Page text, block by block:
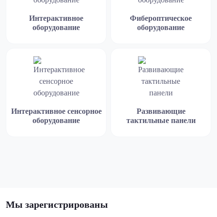
Интерактивное
оборудование
Фибероптическое
оборудование
Интерактивное сенсорное
оборудование
Развивающие
тактильные панели
Мы зарегистрированы